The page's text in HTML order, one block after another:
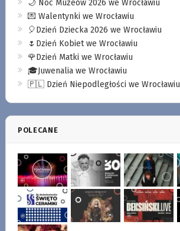
🌙 Noc Muzeów 2026 we Wrocławiu
💌 Walentynki we Wrocławiu
🎈Dzień Dziecka 2026 we Wrocławiu
🌷Dzień Kobiet we Wrocławiu
🌹Dzień Matki we Wrocławiu
🎓Juwenalia we Wrocławiu
🇵🇱 Dzień Niepodległości we Wrocławiu
POLECANE